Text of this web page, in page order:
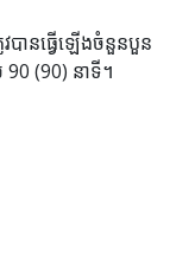
បានធ្វើឡើងចំនួនបួន
(90) នាទី។